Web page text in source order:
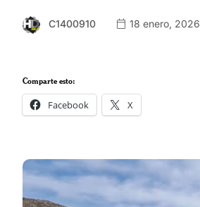
C1400910 18 enero, 2026
Comparte esto:
Facebook X